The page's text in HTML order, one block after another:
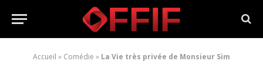
Accueil » Comédie » La Vie très privée de Monsieur Sim